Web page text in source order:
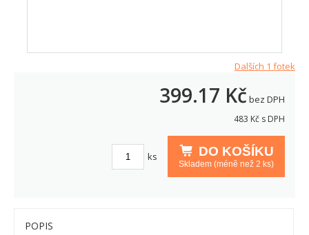
Dalších 1 fotek
399.17 Kčbez DPH
483 Kč s DPH
DO KOŠÍKU
Skladem (méně než 2 ks)
ks
POPIS